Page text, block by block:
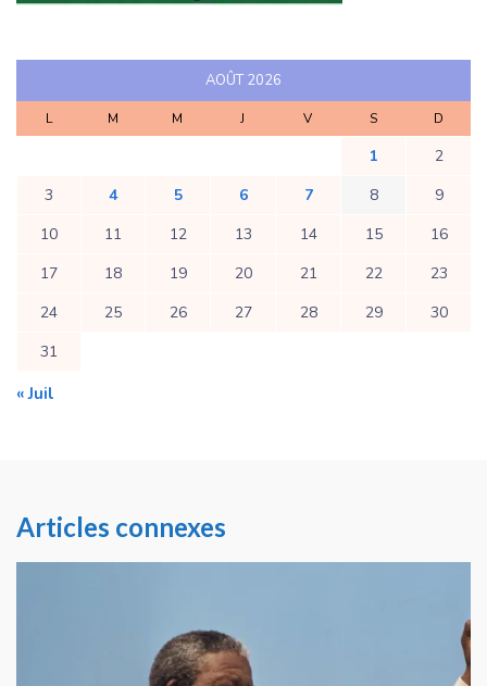
AOÛT 2026
L M M J V S D
1
2
3
4 5 6 7 8
9
10
11 12 13 14 15
16
17
18 19 20 21 22
23
24
25 26 27 28 29
30
31
« Juil
Articles connexes